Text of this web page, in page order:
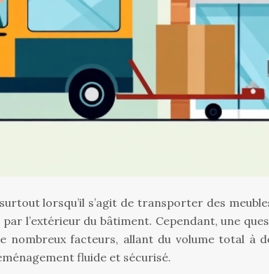
lorsqu’il s’agit de transporter des
l’extérieur du bâtiment. Cependant, une
facteurs, allant du volume total à
fluide et sécurisé.